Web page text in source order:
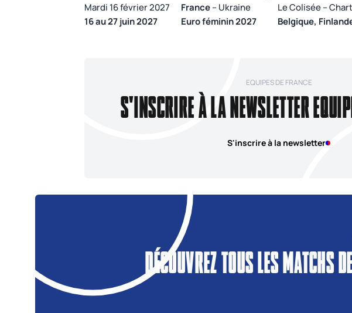
Mardi 16 février 2027
France– Ukraine
Le Colisée –
16 au 27 juin 2027
Euro féminin 2027 Belgique,
EQUIPES DE FRANCE
S'INSCRIRE À LA NEWSLETTER
S'inscrire à la newsletter
DÉCOUVREZ TOUS LES